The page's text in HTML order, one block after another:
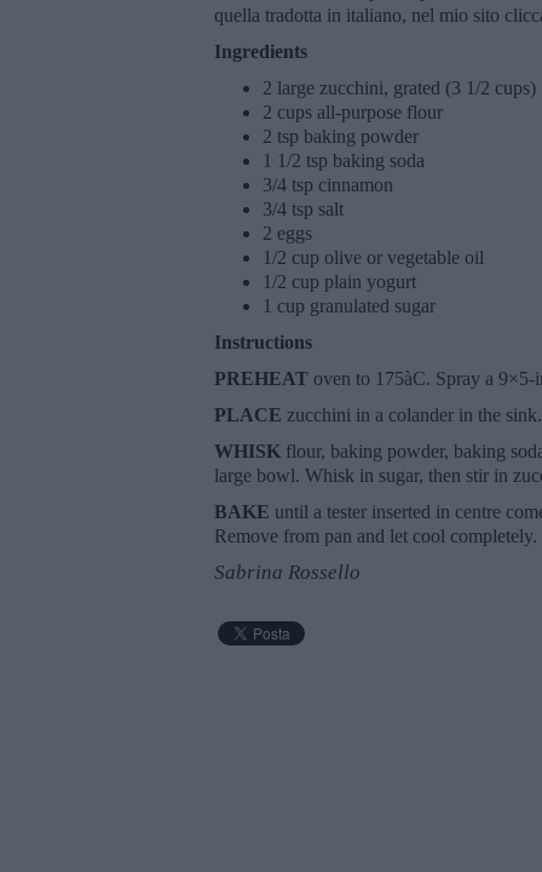
quella tradotta in italiano, nel mio sito
Ingredients
2 large zucchini, grated (3 1/2 cups)
2 cups all-purpose flour
2 tsp baking powder
1 1/2 tsp baking soda
3/4 tsp cinnamon
3/4 tsp salt
2 eggs
1/2 cup olive or vegetable oil
1/2 cup plain yogurt
1 cup granulated sugar
Instructions
PREHEAT oven to 175àC. Spray a
PLACE zucchini in a colander in the
WHISK flour, baking powder, baking
large bowl. Whisk in sugar, then stir in
BAKE until a tester inserted in centre
Remove from pan and let cool completely.
Sabrina Rossello